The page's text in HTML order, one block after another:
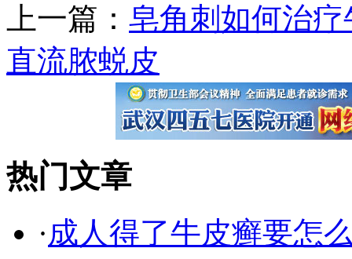
上一篇： 皂角刺如何治疗
直流脓蜕皮
热门文章
·成人得了牛皮癣要怎